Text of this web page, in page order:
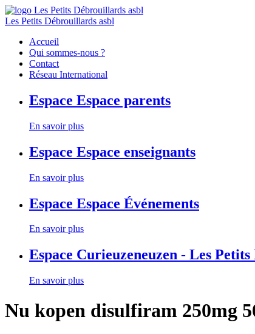
Les Petits Débrouillards asbl
Accueil
Qui sommes-nous ?
Contact
Réseau International
Espace Espace parents
En savoir plus
Espace Espace enseignants
En savoir plus
Espace Espace Événements
En savoir plus
Espace Curieuzeneuzen - Les Petits
En savoir plus
Nu kopen disulfiram 250mg